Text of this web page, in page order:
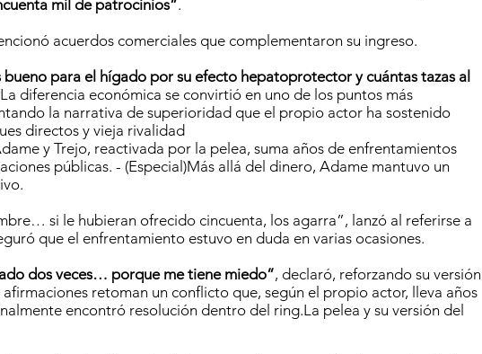
mil de patrocinios”.
acuerdos comerciales que complementaron su ingreso.
para el hígado por su efecto hepatoprotector y cuántas tazas al
La diferencia económica se convirtió en uno de los puntos más
la narrativa de superioridad que el propio actor ha sostenido
directos y vieja rivalidad
y Trejo, reactivada por la pelea, suma años de enfrentamientos
públicas. - (Especial)Más allá del dinero, Adame mantuvo un
si le hubieran ofrecido cincuenta, los agarra”, lanzó al referirse a
que el enfrentamiento estuvo en duda en varias ocasiones.
dos veces… porque me tiene miedo”, declaró, reforzando su versión
afirmaciones retoman un conflicto que, según el propio actor, lleva años
encontró resolución dentro del ring.La pelea y su versión del